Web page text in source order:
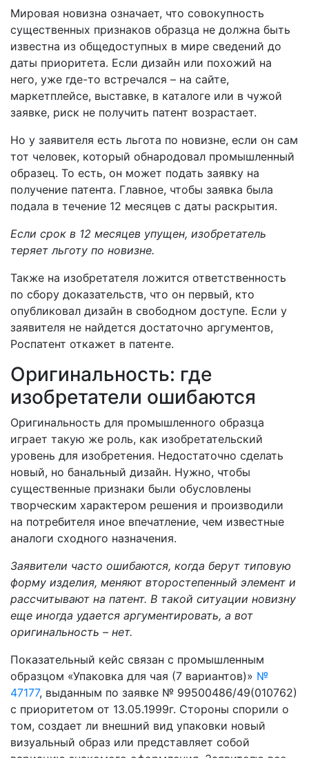
Мировая новизна означает, что совокупность
существенных признаков образца не должна быть
известна из общедоступных в мире сведений до
даты приоритета. Если дизайн или похожий на
него, уже где-то встречался – на сайте,
маркетплейсе, выставке, в каталоге или в чужой
заявке, риск не получить патент возрастает.
Но у заявителя есть льгота по новизне, если он сам
тот человек, который обнародовал промышленный
образец. То есть, он может подать заявку на
получение патента. Главное, чтобы заявка была
подала в течение 12 месяцев с даты раскрытия.
Если срок в 12 месяцев упущен, изобретатель
теряет льготу по новизне.
Также на изобретателя ложится ответственность
по сбору доказательств, что он первый, кто
опубликовал дизайн в свободном доступе. Если у
заявителя не найдется достаточно аргументов,
Роспатент откажет в патенте.
Оригинальность: где
изобретатели ошибаются
Оригинальность для промышленного образца
играет такую же роль, как изобретательский
уровень для изобретения. Недостаточно сделать
новый, но банальный дизайн. Нужно, чтобы
существенные признаки были обусловлены
творческим характером решения и производили
на потребителя иное впечатление, чем известные
аналоги сходного назначения.
Заявители часто ошибаются, когда берут типовую
форму изделия, меняют второстепенный элемент и
рассчитывают на патент. В такой ситуации новизну
еще иногда удается аргументировать, а вот
оригинальность – нет.
Показательный кейс связан с промышленным
образцом «Упаковка для чая (7 вариантов)» №
47177, выданным по заявке № 99500486/49(010762)
с приоритетом от 13.05.1999г. Стороны спорили о
том, создает ли внешний вид упаковки новый
визуальный образ или представляет собой